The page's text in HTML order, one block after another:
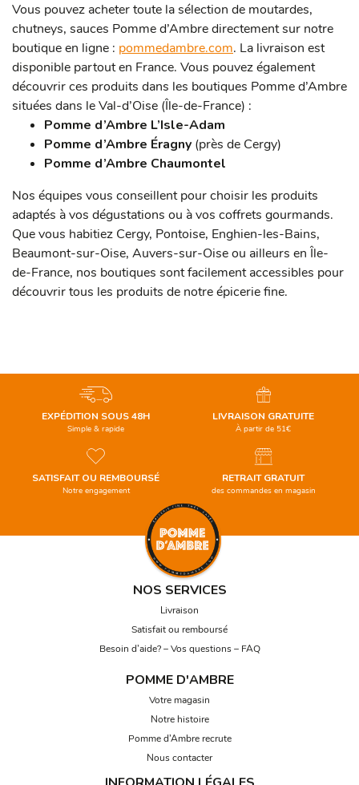
Vous pouvez acheter toute la sélection de moutardes,
chutneys, sauces Pomme d’Ambre directement sur notre
boutique en ligne : pommedambre.com. La livraison est
disponible partout en France. Vous pouvez également
découvrir ces produits dans les boutiques Pomme d’Ambre
situées dans le Val-d’Oise (Île-de-France) :
Pomme d’Ambre L’Isle-Adam
Pomme d’Ambre Éragny (près de Cergy)
Pomme d’Ambre Chaumontel
Nos équipes vous conseillent pour choisir les produits
adaptés à vos dégustations ou à vos coffrets gourmands.
Que vous habitiez Cergy, Pontoise, Enghien-les-Bains,
Beaumont-sur-Oise, Auvers-sur-Oise ou ailleurs en Île-
de-France, nos boutiques sont facilement accessibles pour
découvrir tous les produits de notre épicerie fine.
EXPÉDITION SOUS 48H
Simple & rapide
SATISFAIT OU REMBOURSÉ
Notre engagement
LIVRAISON GRATUITE
À partir de 51€
RETRAIT GRATUIT
des commandes en magasin
NOS SERVICES
Livraison
Satisfait ou remboursé
Besoin d’aide? – Vos questions – FAQ
POMME D'AMBRE
Votre magasin
Notre histoire
Pomme d’Ambre recrute
Nous contacter